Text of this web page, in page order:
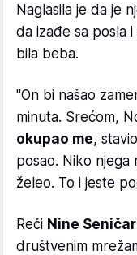
Naglasila je da je
da izađe sa posla
bila beba.
"On bi našao
minuta. Srećom,
okupao me,
posao. Niko njega
želeo. To i jeste
Reči Nine Seničar
društvenim